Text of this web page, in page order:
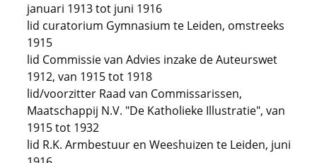
januari 1913 tot juni 1916
lid curatorium Gymnasium te Leiden, omstreeks
1915
lid Commissie van Advies inzake de Auteurswet
1912, van 1915 tot 1918
lid/voorzitter Raad van Commissarissen,
Maatschappij N.V. "De Katholieke Illustratie", van
1915 tot 1932
lid R.K. Armbestuur en Weeshuizen te Leiden, juni